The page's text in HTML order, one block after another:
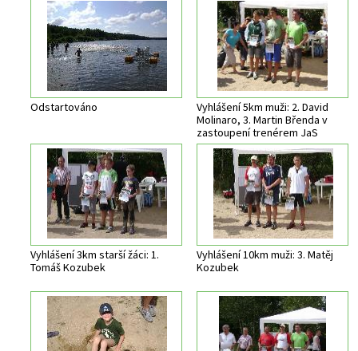
Odstartováno
Vyhlášení 5km muži: 2. David
Molinaro, 3. Martin Břenda v
zastoupení trenérem JaS
Vyhlášení 3km starší žáci: 1.
Tomáš Kozubek
Vyhlášení 10km muži: 3. Matěj
Kozubek